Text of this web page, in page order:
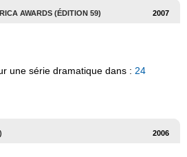
AWARDS (ÉDITION 59) 2007
une série dramatique dans : 24
2006